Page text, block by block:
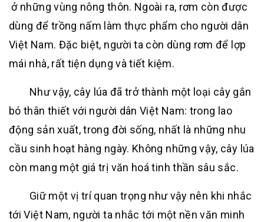
ở những vùng nông thôn. Ngoài ra, rơm còn được
dùng để trồng nấm làm thực phẩm cho người dân
Việt Nam. Đặc biệt, người ta còn dùng rơm để lợp
mái nhà, rất tiện dụng và tiết kiệm.
Như vậy, cây lúa đã trở thành một loại cây gắn
bó thân thiết với người dân Việt Nam: trong lao
động sản xuất, trong đời sống, nhất là những nhu
cầu sinh hoạt hàng ngày. Không những vậy, cây lúa
còn mang một giá trị văn hoá tinh thần sâu sắc.
Giữ một vị trí quan trọng như vậy nên khi nhắc
tới Việt Nam, người ta nhắc tới một nền văn minh